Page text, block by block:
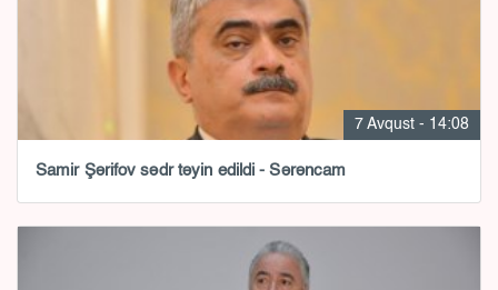
7 Avqust - 14:08
Samir Şərifov sədr təyin edildi - Sərəncam